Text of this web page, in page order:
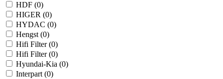
HDF (0)
HIGER (0)
HYDAC (0)
Hengst (0)
Hifi Filter (0)
Hifi Filter (0)
Hyundai-Kia (0)
Interpart (0)